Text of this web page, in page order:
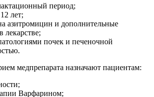
период;
лет;
азитромицин и дополнительные
лекарстве;
почек и печеночной
медпрепарата назначают пациентам:
Варфарином;